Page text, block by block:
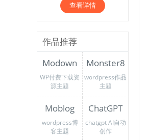
查看详情
作品推荐
Modown
WP付费下载资
源主题
Monster8
wordpress作品
主题
Moblog
wordpress博
客主题
ChatGPT
chatgpt AI自动
创作